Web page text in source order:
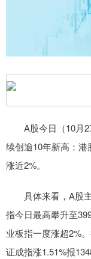
A股今日（10月27
续创逾10年新高；
涨近2%。
具体来看，A股主
指今日最高攀升至
业板指一度涨超2%
证成指涨1.51%报